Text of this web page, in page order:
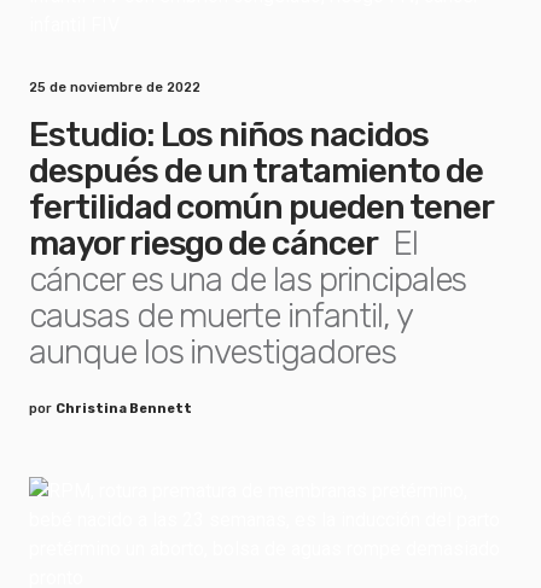
25 de noviembre de 2022
Estudio: Los niños nacidos
después de un tratamiento de
fertilidad común pueden tener
mayor riesgo de cáncer El
cáncer es una de las principales
causas de muerte infantil, y
aunque los investigadores
por Christina Bennett